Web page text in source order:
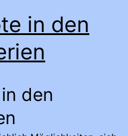
in den
den